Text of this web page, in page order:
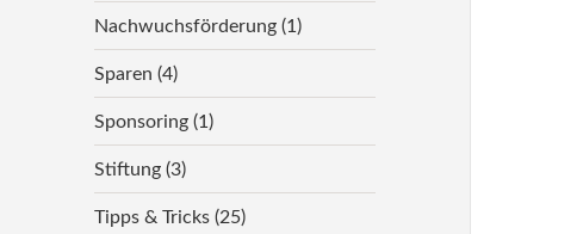
Nachwuchsförderung(1)
Sparen (4)
Sponsoring(1)
Stiftung(3)
Tipps & Tricks(25)